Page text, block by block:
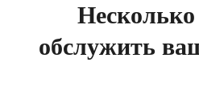
обслужить